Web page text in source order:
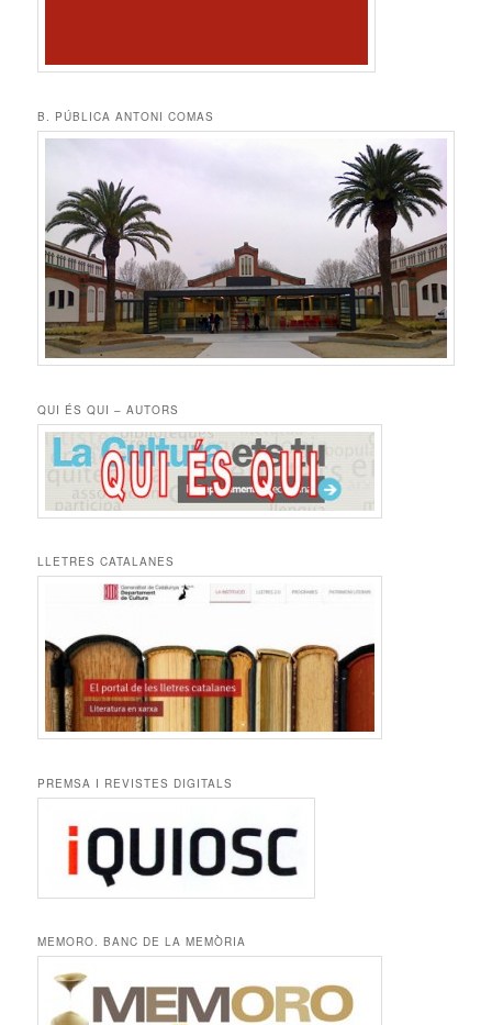
B. PÚBLICA ANTONI COMAS
QUI ÉS QUI – AUTORS
LLETRES CATALANES
PREMSA I REVISTES DIGITALS
MEMORO. BANC DE LA MEMÒRIA